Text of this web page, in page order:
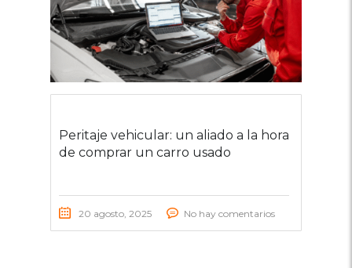
Peritaje vehicular: un aliado a la hora
de comprar un carro usado
20 agosto, 2025 No hay comentarios